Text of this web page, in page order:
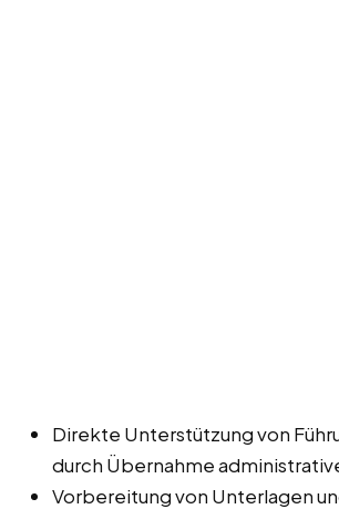
Direkte Unterstützung von
durch Übernahme
Vorbereitung von Unterlagen